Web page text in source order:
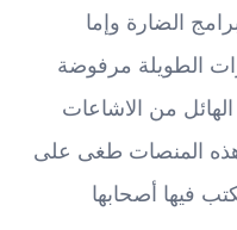
الضارة وإما
الطويلة مرفوضة
الهائل من الاشاعات
هذه المنصات طغى على
فيها أصحابها